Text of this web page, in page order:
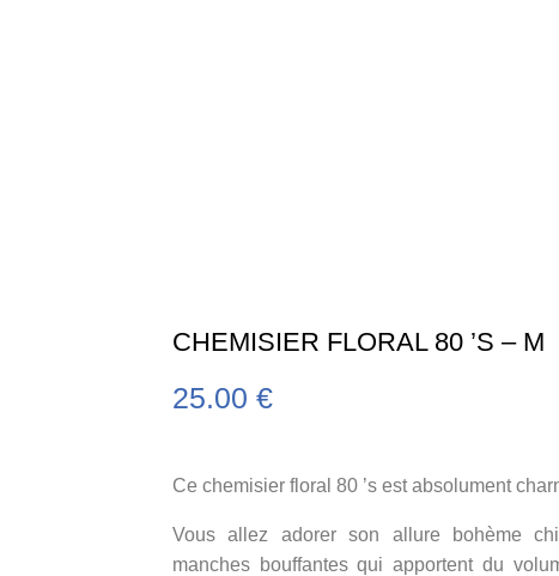
CHEMISIER FLORAL 80 ’S – M
25.00 €
Ce chemisier floral 80 ’s est absolument
Vous allez adorer son allure bohème
manches bouffantes qui apportent du